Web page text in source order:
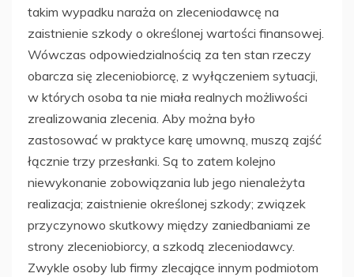
takim wypadku naraża on zleceniodawcę na
zaistnienie szkody o określonej wartości finansowej.
Wówczas odpowiedzialnością za ten stan rzeczy
obarcza się zleceniobiorcę, z wyłączeniem sytuacji,
w których osoba ta nie miała realnych możliwości
zrealizowania zlecenia. Aby można było
zastosować w praktyce karę umowną, muszą zajść
łącznie trzy przesłanki. Są to zatem kolejno
niewykonanie zobowiązania lub jego nienależyta
realizacja; zaistnienie określonej szkody; związek
przyczynowo skutkowy między zaniedbaniami ze
strony zleceniobiorcy, a szkodą zleceniodawcy.
Zwykle osoby lub firmy zlecające innym podmiotom